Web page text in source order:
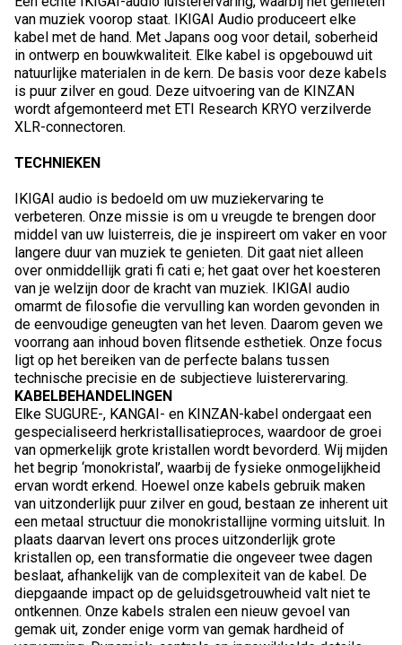
van muziek voorop staat. IKIGAI Audio produceert elke
kabel met de hand. Met Japans oog voor detail, soberheid
in ontwerp en bouwkwaliteit. Elke kabel is opgebouwd uit
natuurlijke materialen in de kern. De basis voor deze kabels
is puur zilver en goud. Deze uitvoering van de KINZAN
wordt afgemonteerd met ETI Research KRYO verzilverde
XLR-connectoren.
TECHNIEKEN
IKIGAI audio is bedoeld om uw muziekervaring te
verbeteren. Onze missie is om u vreugde te brengen door
middel van uw luisterreis, die je inspireert om vaker en voor
langere duur van muziek te genieten. Dit gaat niet alleen
over onmiddellijk grati fi cati e; het gaat over het koesteren
van je welzijn door de kracht van muziek. IKIGAI audio
omarmt de filosofie die vervulling kan worden gevonden in
de eenvoudige geneugten van het leven. Daarom geven we
voorrang aan inhoud boven flitsende esthetiek. Onze focus
ligt op het bereiken van de perfecte balans tussen
technische precisie en de subjectieve luisterervaring.
KABELBEHANDELINGEN
Elke SUGURE-, KANGAI- en KINZAN-kabel ondergaat een
gespecialiseerd herkristallisatieproces, waardoor de groei
van opmerkelijk grote kristallen wordt bevorderd. Wij mijden
het begrip ‘monokristal’, waarbij de fysieke onmogelijkheid
ervan wordt erkend. Hoewel onze kabels gebruik maken
van uitzonderlijk puur zilver en goud, bestaan ze inherent uit
een metaal structuur die monokristallijne vorming uitsluit. In
plaats daarvan levert ons proces uitzonderlijk grote
kristallen op, een transformatie die ongeveer twee dagen
beslaat, afhankelijk van de complexiteit van de kabel. De
diepgaande impact op de geluidsgetrouwheid valt niet te
ontkennen. Onze kabels stralen een nieuw gevoel van
gemak uit, zonder enige vorm van gemak hardheid of